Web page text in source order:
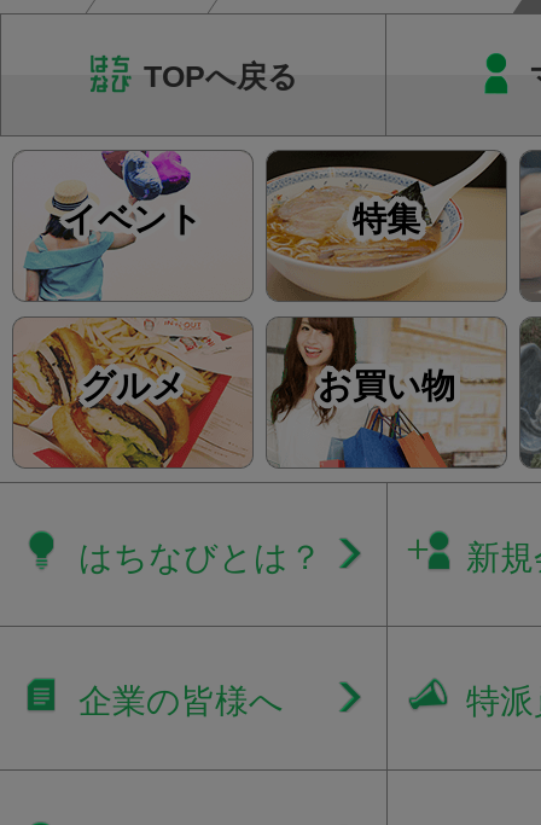
をご提案します。.#
TOPへ戻る
イベント 特集
グルメ お買い物
はちなびとは？ 新
企業の皆様へ 特